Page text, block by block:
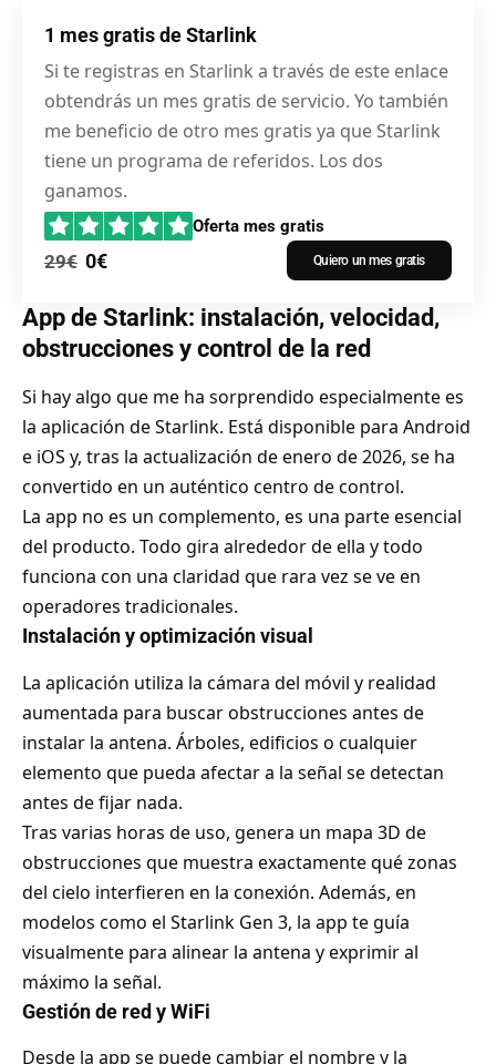
1 mes gratis de Starlink
Si te registras en Starlink a través de este enlace
obtendrás un mes gratis de servicio. Yo también
me beneficio de otro mes gratis ya que Starlink
tiene un programa de referidos. Los dos
ganamos.
Oferta mes gratis
29€ 0€ Quiero un mes gratis
App de Starlink: instalación, velocidad,
obstrucciones y control de la red
Si hay algo que me ha sorprendido especialmente es
la aplicación de Starlink. Está disponible para Android
e iOS y, tras la actualización de enero de 2026, se ha
convertido en un auténtico centro de control.
La app no es un complemento, es una parte esencial
del producto. Todo gira alrededor de ella y todo
funciona con una claridad que rara vez se ve en
operadores tradicionales.
Instalación y optimización visual
La aplicación utiliza la cámara del móvil y realidad
aumentada para buscar obstrucciones antes de
instalar la antena. Árboles, edificios o cualquier
elemento que pueda afectar a la señal se detectan
antes de fijar nada.
Tras varias horas de uso, genera un mapa 3D de
obstrucciones que muestra exactamente qué zonas
del cielo interfieren en la conexión. Además, en
modelos como el Starlink Gen 3, la app te guía
visualmente para alinear la antena y exprimir al
máximo la señal.
Gestión de red y WiFi
Desde la app se puede cambiar el nombre y la